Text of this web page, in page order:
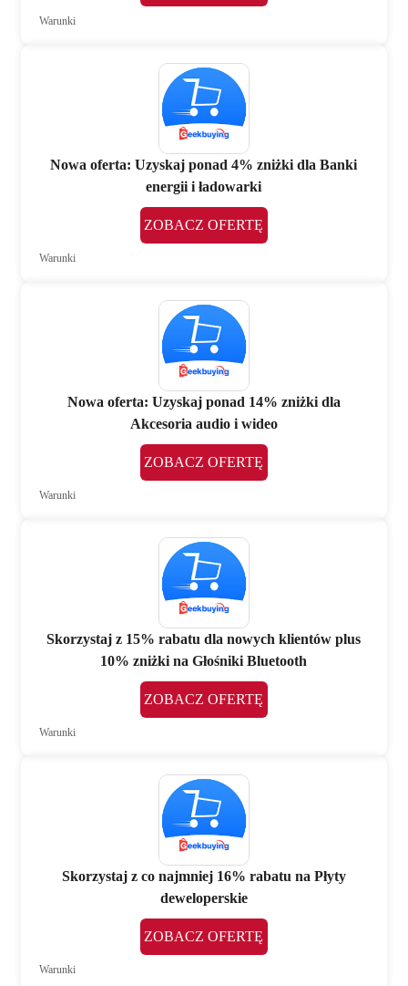
Warunki
Nowa oferta: Uzyskaj ponad 4% zniżki dla Banki
energii i ładowarki
ZOBACZ OFERTĘ
Warunki
Nowa oferta: Uzyskaj ponad 14% zniżki dla
Akcesoria audio i wideo
ZOBACZ OFERTĘ
Warunki
Skorzystaj z 15% rabatu dla nowych klientów plus
10% zniżki na Głośniki Bluetooth
ZOBACZ OFERTĘ
Warunki
Skorzystaj z co najmniej 16% rabatu na Płyty
deweloperskie
ZOBACZ OFERTĘ
Warunki